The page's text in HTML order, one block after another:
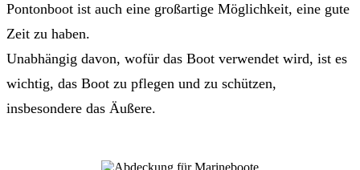
Pontonboot ist auch eine großartige Möglichkeit, eine gute
Zeit zu haben.
Unabhängig davon, wofür das Boot verwendet wird, ist es
wichtig, das Boot zu pflegen und zu schützen,
insbesondere das Äußere.